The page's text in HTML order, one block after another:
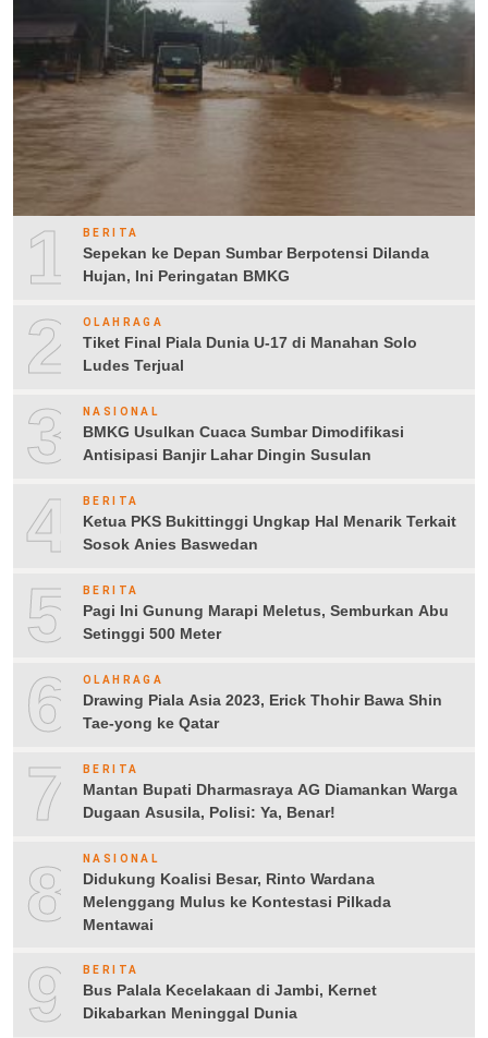
1 BERITA
Sepekan ke Depan Sumbar Berpotensi Dilanda
Hujan, Ini Peringatan BMKG
2 OLAHRAGA
Tiket Final Piala Dunia U-17 di Manahan Solo
Ludes Terjual
3 NASIONAL
BMKG Usulkan Cuaca Sumbar Dimodifikasi
Antisipasi Banjir Lahar Dingin Susulan
4 BERITA
Ketua PKS Bukittinggi Ungkap Hal Menarik Terkait
Sosok Anies Baswedan
5 BERITA
Pagi Ini Gunung Marapi Meletus, Semburkan Abu
Setinggi 500 Meter
6 OLAHRAGA
Drawing Piala Asia 2023, Erick Thohir Bawa Shin
Tae-yong ke Qatar
7 BERITA
Mantan Bupati Dharmasraya AG Diamankan Warga
Dugaan Asusila, Polisi: Ya, Benar!
8 NASIONAL
Didukung Koalisi Besar, Rinto Wardana
Melenggang Mulus ke Kontestasi Pilkada
Mentawai
9 BERITA
Bus Palala Kecelakaan di Jambi, Kernet
Dikabarkan Meninggal Dunia